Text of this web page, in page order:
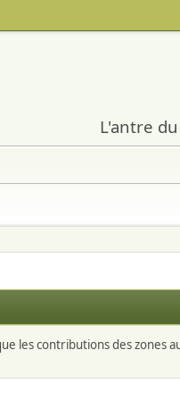
L'antre
les contributions des zones